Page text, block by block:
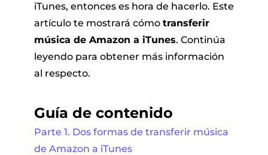
SoundCloud
reproducción
iTunes, entonces es hora de hacerlo. Este
artículo te mostrará cómo transferir
música de Amazon a iTunes. Continúa
leyendo para obtener más información
al respecto.
Guía de contenido
Parte 1. Dos formas de transferir música
de Amazon a iTunes